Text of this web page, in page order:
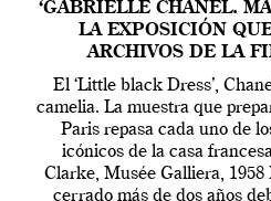
‘GABRIELLE CHANEL.
LA EXPOSICIÓN
ARCHIVOS DE LA
El ‘Little black Dress’,
camelia. La muestra que
Paris repasa cada uno de
icónicos de la casa
Clarke, Musée Galliera, 1958
cerrado más de dos años